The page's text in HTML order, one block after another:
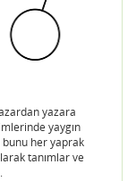
yazara
yaygın
bunu her yaprak
tanımlar ve